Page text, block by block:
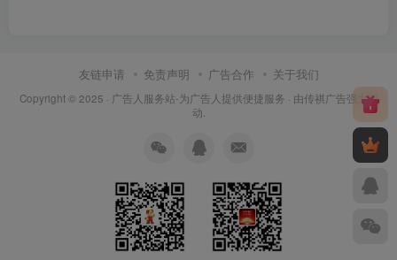
友链申请 免责声明 广告合作 关于我们
Copyright © 2025 · 广告人服务站-为广告人提供便捷服务 · 由传祺广告强力驱
动.